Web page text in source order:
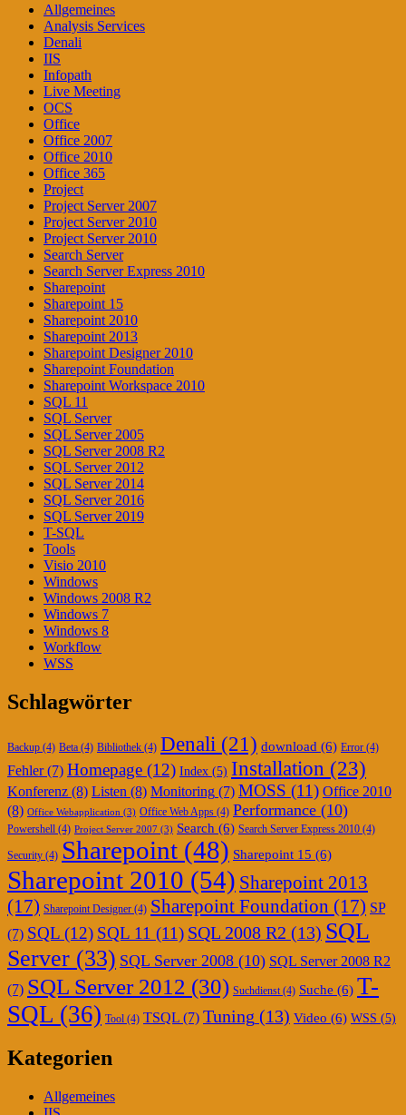
Allgemeines
Analysis Services
Denali
IIS
Infopath
Live Meeting
OCS
Office
Office 2007
Office 2010
Office 365
Project
Project Server 2007
Project Server 2010
Project Server 2010
Search Server
Search Server Express 2010
Sharepoint
Sharepoint 15
Sharepoint 2010
Sharepoint 2013
Sharepoint Designer 2010
Sharepoint Foundation
Sharepoint Workspace 2010
SQL 11
SQL Server
SQL Server 2005
SQL Server 2008 R2
SQL Server 2012
SQL Server 2014
SQL Server 2016
SQL Server 2019
T-SQL
Tools
Visio 2010
Windows
Windows 2008 R2
Windows 7
Windows 8
Workflow
WSS
Schlagwörter
Backup (4) Beta (4) Bibliothek (4) Denali (21) download (6) Error (4)
Fehler(7) Homepage (12) Index (5) Installation (23)
Konferenz (8) Listen (8) Monitoring (7) MOSS (11) Office 2010
(8) Office Webapplication (3) Office Web Apps (4) Performance (10)
Powershell (4) Project Server 2007 (3) Search (6) Search Server Express 2010 (4)
Security (4) Sharepoint (48) Sharepoint 15 (6)
Sharepoint 2010 (54) Sharepoint 2013
(17) Sharepoint Designer (4) Sharepoint Foundation (17) SP
(7) SQL (12) SQL 11 (11) SQL 2008 R2 (13) SQL
Server (33) SQL Server 2008 (10) SQL Server 2008 R2
(7) SQL Server 2012 (30) Suchdienst (4) Suche (6) T-
SQL (36) Tool (4) TSQL (7) Tuning (13) Video (6) WSS (5)
Kategorien
Allgemeines